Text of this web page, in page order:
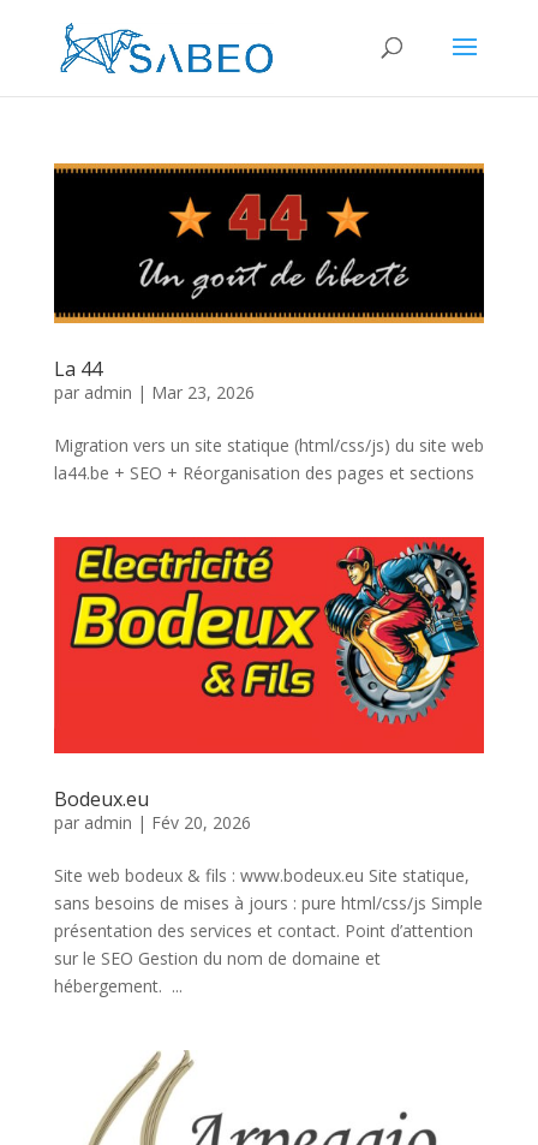
La 44
par admin | Mar 23, 2026
Migration vers un site statique (html/css/js) du site web
la44.be + SEO + Réorganisation des pages et sections
Bodeux.eu
par admin | Fév 20, 2026
Site web bodeux & fils : www.bodeux.eu Site statique,
sans besoins de mises à jours : pure html/css/js Simple
présentation des services et contact. Point d’attention
sur le SEO Gestion du nom de domaine et
hébergement. ...